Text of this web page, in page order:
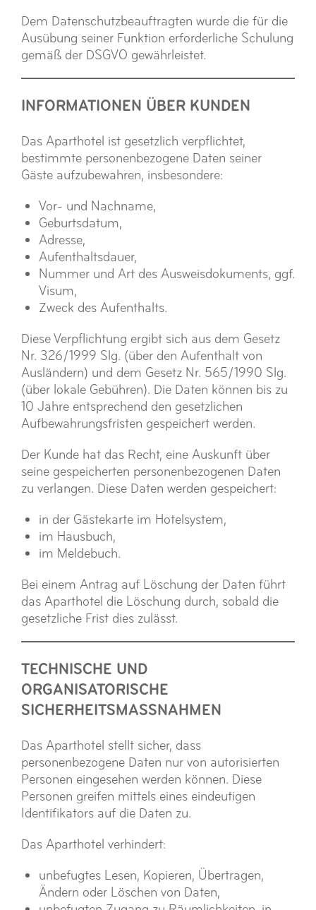
Dem Datenschutzbeauftragten wurde die für die
Ausübung seiner Funktion erforderliche Schulung
gemäß der DSGVO gewährleistet.
INFORMATIONEN ÜBER KUNDEN
Das Aparthotel ist gesetzlich verpflichtet,
bestimmte personenbezogene Daten seiner
Gäste aufzubewahren, insbesondere:
Vor- und Nachname,
Geburtsdatum,
Adresse,
Aufenthaltsdauer,
Nummer und Art des Ausweisdokuments, ggf.
Visum,
Zweck des Aufenthalts.
Diese Verpflichtung ergibt sich aus dem Gesetz
Nr. 326/1999 Slg. (über den Aufenthalt von
Ausländern) und dem Gesetz Nr. 565/1990 Slg.
(über lokale Gebühren). Die Daten können bis zu
10 Jahre entsprechend den gesetzlichen
Aufbewahrungsfristen gespeichert werden.
Der Kunde hat das Recht, eine Auskunft über
seine gespeicherten personenbezogenen Daten
zu verlangen. Diese Daten werden gespeichert:
in der Gästekarte im Hotelsystem,
im Hausbuch,
im Meldebuch.
Bei einem Antrag auf Löschung der Daten führt
das Aparthotel die Löschung durch, sobald die
gesetzliche Frist dies zulässt.
TECHNISCHE UND
ORGANISATORISCHE
SICHERHEITSMASSNAHMEN
Das Aparthotel stellt sicher, dass
personenbezogene Daten nur von autorisierten
Personen eingesehen werden können. Diese
Personen greifen mittels eines eindeutigen
Identifikators auf die Daten zu.
Das Aparthotel verhindert:
unbefugtes Lesen, Kopieren, Übertragen,
Ändern oder Löschen von Daten,